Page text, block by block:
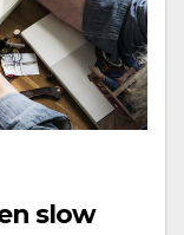
slow